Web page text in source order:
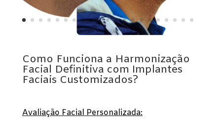
Como Funciona a Harmonização
Facial Definitiva com Implantes
Faciais Customizados?
Avaliação Facial Personalizada: